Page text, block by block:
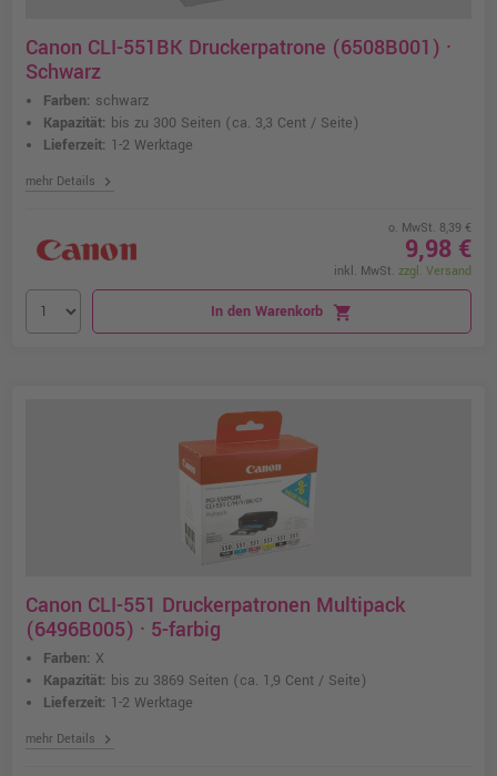
Canon CLI-551BK Druckerpatrone (6508B001) ·
Schwarz
Farben: schwarz
Kapazität: bis zu 300 Seiten (ca. 3,3 Cent / Seite)
Lieferzeit: 1-2 Werktage
mehr Details chevron_right
o. MwSt. 8,39 €
9,98 €
inkl. MwSt. zzgl. Versand
In den Warenkorb shopping_cart
Canon CLI-551 Druckerpatronen Multipack
(6496B005) · 5-farbig
Farben: X
Kapazität: bis zu 3869 Seiten (ca. 1,9 Cent / Seite)
Lieferzeit: 1-2 Werktage
mehr Details chevron_right